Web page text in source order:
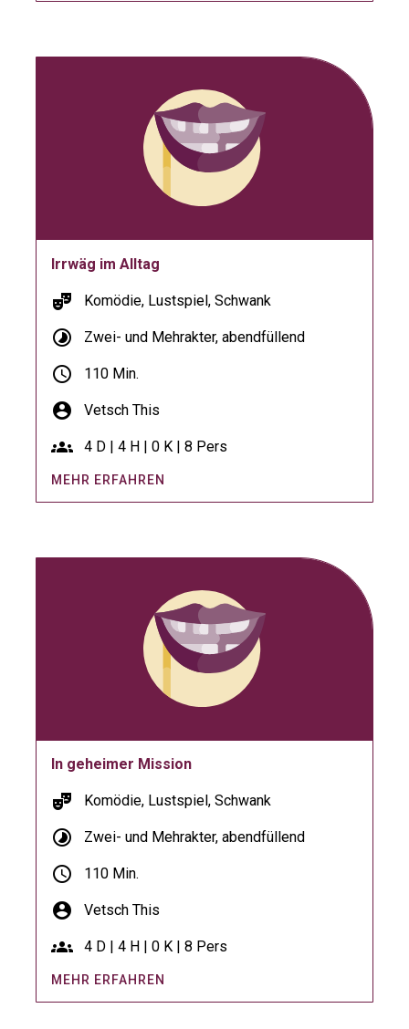
Irrwäg im Alltag
theater_comedy Komödie, Lustspiel, Schwank
timelapse Zwei- und Mehrakter, abendfüllend
schedule 110 Min.
account_circle Vetsch This
groups 4 D | 4 H | 0 K | 8 Pers
MEHR ERFAHREN
In geheimer Mission
theater_comedy Komödie, Lustspiel, Schwank
timelapse Zwei- und Mehrakter, abendfüllend
schedule 110 Min.
account_circle Vetsch This
groups 4 D | 4 H | 0 K | 8 Pers
MEHR ERFAHREN